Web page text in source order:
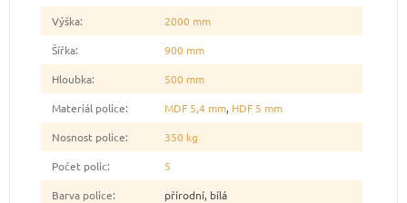
Výška:
2000 mm
Šířka:
900 mm
Hloubka:
500 mm
Materiál police: MDF 5,4 mm, HDF 5 mm
Nosnost police:
350 kg
Počet polic:
5
Barva police: přírodní, bílá